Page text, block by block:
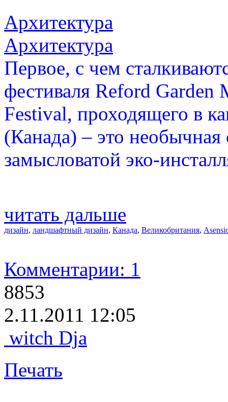
Архитектура
Архитектура
Первое, с чем
фестиваля Reford Garden
Festival, проходящего в
(Канада) – это необычная
замысловатой эко-
читать дальше
дизайн, ландшафтный дизайн, Канада, Великобритания,
Комментарии: 1
8853
2.11.2011 12:05
witch Dja
Печать